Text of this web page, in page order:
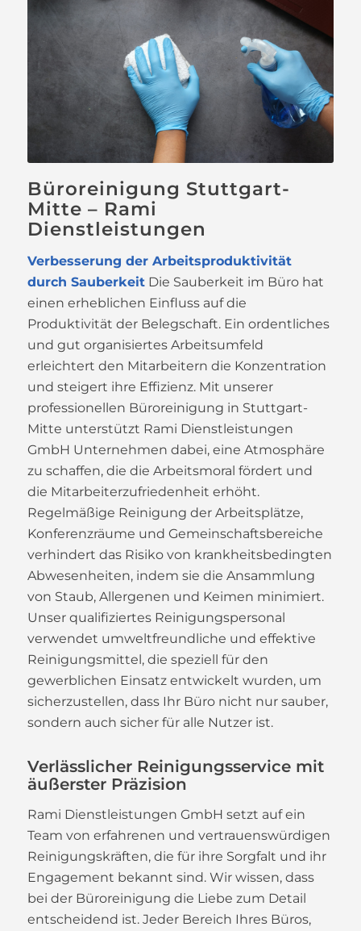
Büroreinigung Stuttgart-
Mitte – Rami
Dienstleistungen
Verbesserung der Arbeitsproduktivität
durch SauberkeitDie Sauberkeit im Büro hat
einen erheblichen Einfluss auf die
Produktivität der Belegschaft. Ein ordentliches
und gut organisiertes Arbeitsumfeld
erleichtert den Mitarbeitern die Konzentration
und steigert ihre Effizienz. Mit unserer
professionellen Büroreinigung in Stuttgart-
Mitte unterstützt Rami Dienstleistungen
GmbH Unternehmen dabei, eine Atmosphäre
zu schaffen, die die Arbeitsmoral fördert und
die Mitarbeiterzufriedenheit erhöht.
Regelmäßige Reinigung der Arbeitsplätze,
Konferenzräume und Gemeinschaftsbereiche
verhindert das Risiko von krankheitsbedingten
Abwesenheiten, indem sie die Ansammlung
von Staub, Allergenen und Keimen minimiert.
Unser qualifiziertes Reinigungspersonal
verwendet umweltfreundliche und effektive
Reinigungsmittel, die speziell für den
gewerblichen Einsatz entwickelt wurden, um
sicherzustellen, dass Ihr Büro nicht nur sauber,
sondern auch sicher für alle Nutzer ist.
Verlässlicher Reinigungsservice mit
äußerster Präzision
Rami Dienstleistungen GmbH setzt auf ein
Team von erfahrenen und vertrauenswürdigen
Reinigungskräften, die für ihre Sorgfalt und ihr
Engagement bekannt sind. Wir wissen, dass
bei der Büroreinigung die Liebe zum Detail
entscheidend ist. Jeder Bereich Ihres Büros,